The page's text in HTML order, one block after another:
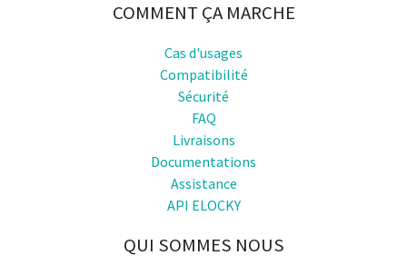
COMMENT ÇA MARCHE
Cas d'usages
Compatibilité
Sécurité
FAQ
Livraisons
Documentations
Assistance
API ELOCKY
QUI SOMMES NOUS